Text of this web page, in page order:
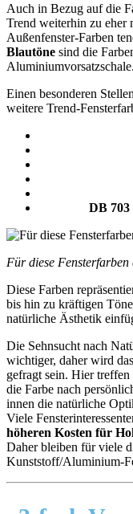
Auch in Bezug auf die
Trend weiterhin zu eher
Außenfenster-Farben
Blautöne sind die
Aluminiumvorsatzschale.
Einen besonderen
weitere Trend-
DB 703
Für diese
Diese Farben
bis hin zu kräftigen
natürliche Ästhetik
Die Sehnsucht nach
wichtiger, daher wird das
gefragt sein. Hier
die Farbe nach
innen die natürliche
Viele
höheren Kosten für
Daher bleiben für viele
Kunststoff/Aluminium-